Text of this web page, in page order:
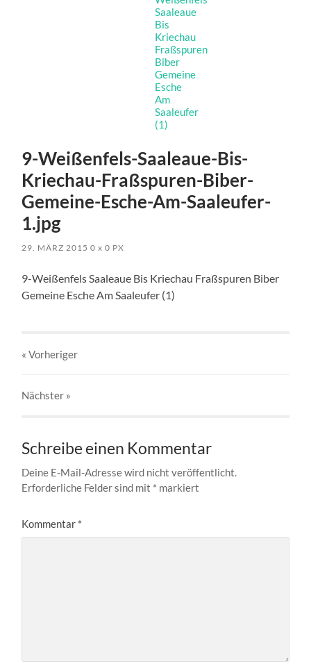
9-Weißenfels-Saaleaue-Bis-
Kriechau-Fraßspuren-Biber-
Gemeine-Esche-Am-Saaleufer-
1.jpg
29. MÄRZ 2015 0x 0 PX
9-Weißenfels Saaleaue Bis Kriechau Fraßspuren Biber
Gemeine Esche Am Saaleufer (1)
« Vorheriger
Nächster »
Schreibe einen Kommentar
Deine E-Mail-Adresse wird nicht veröffentlicht.
Erforderliche Felder sind mit * markiert
Kommentar *